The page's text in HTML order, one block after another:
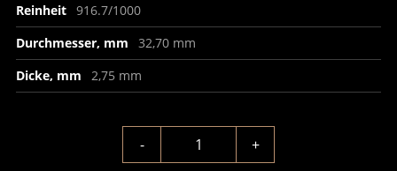
Reinheit 916.7/1000
Durchmesser, mm
32,70 mm
Dicke, mm
2,75 mm
- +